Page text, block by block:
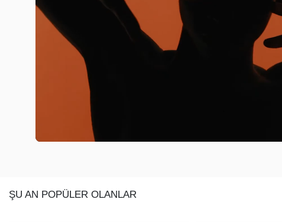
ŞU AN POPÜLER OLANLAR